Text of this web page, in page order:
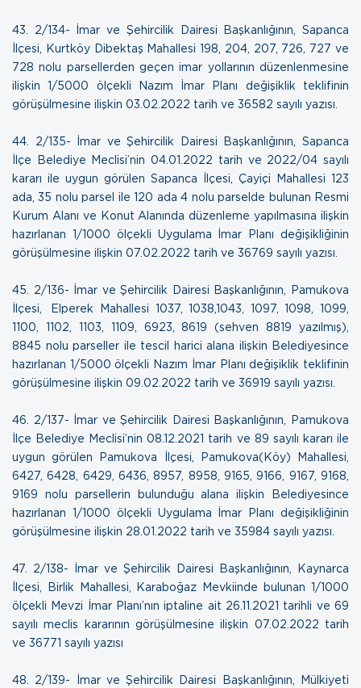
43.
2/134- İmar ve Şehircilik Dairesi Başkanlığının, Sapanca
İlçesi, Kurtköy Dibektaş Mahallesi 198, 204, 207, 726, 727 ve
728 nolu parsellerden geçen imar yollarının düzenlenmesine
ilişkin 1/5000 ölçekli Nazım İmar Planı değişiklik teklifinin
görüşülmesine ilişkin 03.02.2022 tarih ve 36582 sayılı yazısı.
44.
2/135- İmar ve Şehircilik Dairesi Başkanlığının, Sapanca
İlçe Belediye Meclisi’nin 04.01.2022 tarih ve 2022/04 sayılı
kararı ile uygun görülen Sapanca İlçesi, Çayiçi Mahallesi 123
ada, 35 nolu parsel ile 120 ada 4 nolu parselde bulunan Resmi
Kurum Alanı ve Konut Alanında düzenleme yapılmasına ilişkin
hazırlanan 1/1000 ölçekli Uygulama İmar Planı değişikliğinin
görüşülmesine ilişkin 07.02.2022 tarih ve 36769 sayılı yazısı
45.
2/136- İmar ve Şehircilik Dairesi Başkanlığının, Pamukova
İlçesi, Elperek Mahallesi 1037, 1038,1043, 1097, 1098, 1099,
1100, 1102, 1103, 1109, 6923, 8619 (sehven 8819 yazılmış),
8845 nolu parseller ile tescil harici alana ilişkin Belediyesince
hazırlanan 1/5000 ölçekli Nazım İmar Planı değişiklik teklifinin
görüşülmesine ilişkin 09.02.2022 tarih ve 36919 sayılı yazısı
46.
2/137- İmar ve Şehircilik Dairesi Başkanlığının, Pamukova
İlçe Belediye Meclisi’nin 08.12.2021 tarih ve 89 sayılı kararı ile
uygun görülen Pamukova İlçesi, Pamukova(Köy) Mahallesi,
6427, 6428, 6429, 6436, 8957, 8958, 9165, 9166, 9167, 9168,
9169 nolu parsellerin bulunduğu alana ilişkin Belediyesince
hazırlanan 1/1000 ölçekli Uygulama İmar Planı değişikliğinin
görüşülmesine ilişkin 28.01.2022 tarih ve 35984 sayılı yazısı
47.
2/138- İmar ve Şehircilik Dairesi Başkanlığının, Kaynarca
İlçesi, Birlik Mahallesi, Karaboğaz Mevkiinde bulunan 1/1000
ölçekli Mevzi İmar Planı’nın iptaline ait 26.11.2021 tarihli ve 69
sayılı meclis kararının görüşülmesine ilişkin 07.02.2022 tarih
ve 36771 sayılı yazısı
48. 2/139- İmar ve Şehircilik Dairesi Başkanlığının, Mülkiyeti